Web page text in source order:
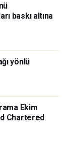
baskı altına
yönlü
Ekim
Chartered